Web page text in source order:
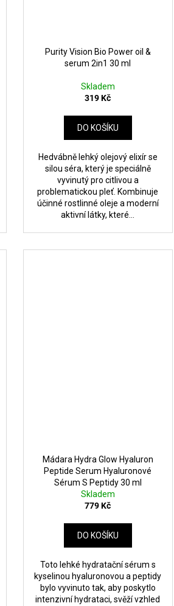
Purity Vision Bio Power oil &
serum 2in1 30 ml
Skladem
319 Kč
DO KOŠÍKU
Hedvábně lehký olejový elixír se
silou séra, který je speciálně
vyvinutý pro citlivou a
problematickou pleť. Kombinuje
účinné rostlinné oleje a moderní
aktivní látky, které...
Mádara Hydra Glow Hyaluron
Peptide Serum Hyaluronové
Sérum S Peptidy 30 ml
Skladem
779 Kč
DO KOŠÍKU
Toto lehké hydratační sérum s
kyselinou hyaluronovou a peptidy
bylo vyvinuto tak, aby poskytlo
intenzivní hydrataci, svěží vzhled